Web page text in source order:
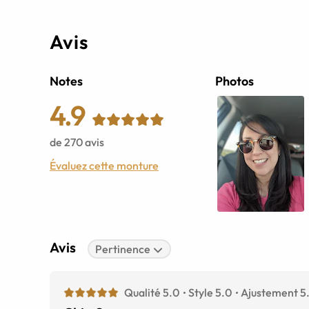
Avis
Notes
4.9
de 270avis
Évaluez cette monture
Photos
Avis Pertinence
Qualité 5.0 Style 5.0 Ajustement